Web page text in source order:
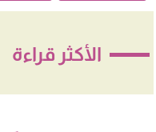
الأكثر قراءة